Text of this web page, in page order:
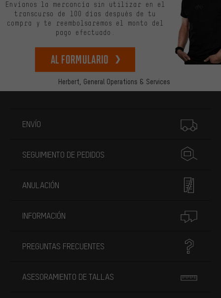
Herbert, General Operations & Services
Envíanos la mercancía sin utilizar en el
transcurso de 100 días después de tu
compra y te reembolsaremos el monto del
pago efectuado.
Al formulario
ENVÍO
SEGUIMIENTO DE PEDIDOS
ANULACIÓN
INFORMACIÓN
PREGUNTAS FRECUENTES
ASESORAMIENTO DE TALLAS